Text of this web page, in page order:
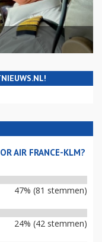
AIR FRANCE-KLM?
47% (81 stemmen)
24% (42 stemmen)